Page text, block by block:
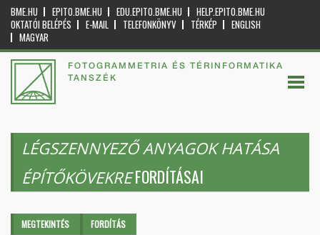
BME.HU EPITO.BME.HU EDU.EPITO.BME.HU
HELP.EPITO.BME.HU
OKTATÓI BELÉPÉS
E-MAIL TELEFONKÖNYV TÉRKÉP
ENGLISH
MAGYAR
FOTOGRAMMETRIA ÉS TÉRINFORMATIKA
TANSZÉK
LÉGSZENNYEZŐ ANYAGOK HATÁSA
ÉPÍTŐKÖVEKREFORDÍTÁSAI
Elsődleges fülek
MEGTEKINTÉS FORDÍTÁS